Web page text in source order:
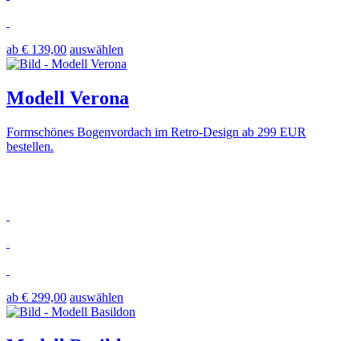
ab € 139,00 auswählen
Modell Verona
Formschönes Bogenvordach im Retro-Design ab 299 EUR
bestellen.
ab € 299,00 auswählen